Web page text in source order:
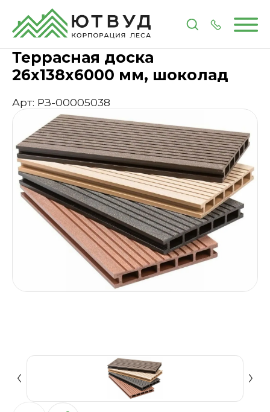
ГлавнаяКаталогПиломатериалыДоски
Террасная доска
26х138х6000 мм, шоколад
Арт: РЗ-00005038